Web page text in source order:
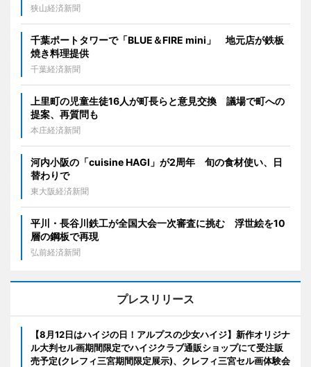
狭山経済新聞
千葉ポートタワーで「BLUE＆FIRE mini」 地元店が鉄板
焼き料理提供
千葉経済新聞
上里町の児童生徒16人が町長らと意見交換 議場で町への
提案、再質問も
本庄経済新聞
河内小阪の「cuisine HAGI」が2周年 旬の食材使い、日
替わりで
東大阪経済新聞
平川・長谷川鉄工が全国大会一次審査に挑む 浮世絵を10
層の鋼板で再現
弘前経済新聞
プレスリリース
【8月12日はハイジの日！アルプスの少女ハイジ】新作オリジナ
ル大判セル画期間限定でハイジクラブ通販ショップにて受注販
売予定(クレフィ三宮期間限定展示)、クレフィ三宮セル画体験会